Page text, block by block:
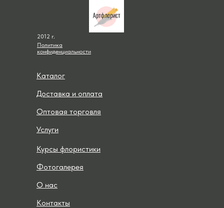
Курсы флористики
Фотогалерея
О нас
Контакты
Каталог
Доставка и оплата
Оптовая торговля
Услуги
2012 г.
Политика
конфиденциальности